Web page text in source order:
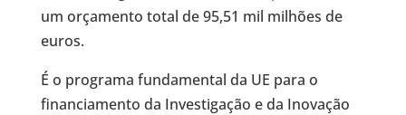
um orçamento total de 95,51 mil milhões de
euros.
É o programa fundamental da UE para o
financiamento da Investigação e da Inovação